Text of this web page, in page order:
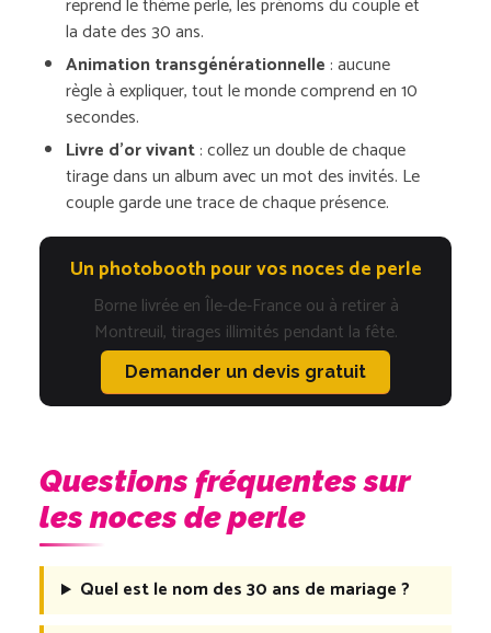
reprend le thème perle, les prénoms du couple et
la date des 30 ans.
Animation transgénérationnelle : aucune
règle à expliquer, tout le monde comprend en 10
secondes.
Livre d’or vivant: collez un double de chaque
tirage dans un album avec un mot des invités. Le
couple garde une trace de chaque présence.
Un photobooth pour vos noces de perle
Borne livrée en Île-de-France ou à retirer à
Montreuil, tirages illimités pendant la fête.
Demander un devis gratuit
Questions fréquentes sur
les noces de perle
Quel est le nom des 30 ans de mariage ?